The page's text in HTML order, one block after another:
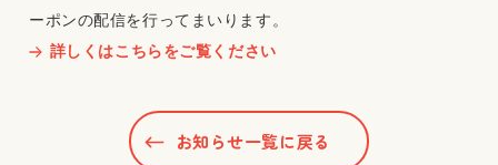
ーポンの配信を行ってまいります。
詳しくはこちらをご覧ください
お知らせ一覧に戻る